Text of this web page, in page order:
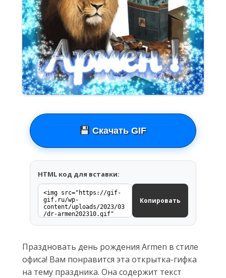
Скачать GIF
HTML код для вставки:
Копировать
Праздновать день рождения Armen в стиле
офиса! Вам понравится эта открытка-гифка
на тему праздника. Она содержит текст